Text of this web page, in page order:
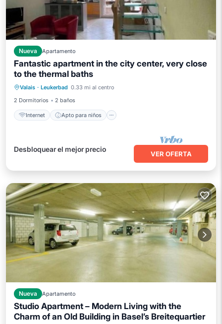
Nueva Apartamento
Fantastic apartment in the city center, very close
to the thermal baths
Valais · Leukerbad 0.33 mi al centro
2 Dormitorios
2 baños
Internet Apto para niños
Internet Apto para niños
Instalaciones de bienestar
Desbloquear el mejor precio
VER OFERTA
Nueva Apartamento
Studio Apartment – Modern Living with the
Charm of an Old Building in Basel’s Breitequartier
Internet Apto para niños Lavandería